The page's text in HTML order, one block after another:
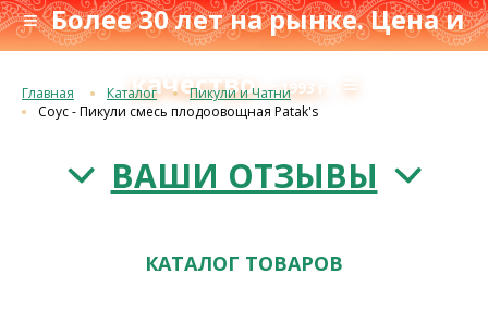
≡ Более 30 лет на рынке. Цена и
качествос 1993 г. ≡
Главная Каталог
Пикули и Чатни
Соус - Пикули смесь плодоовощная Patak's
ВАШИ ОТЗЫВЫ
КАТАЛОГ ТОВАРОВ